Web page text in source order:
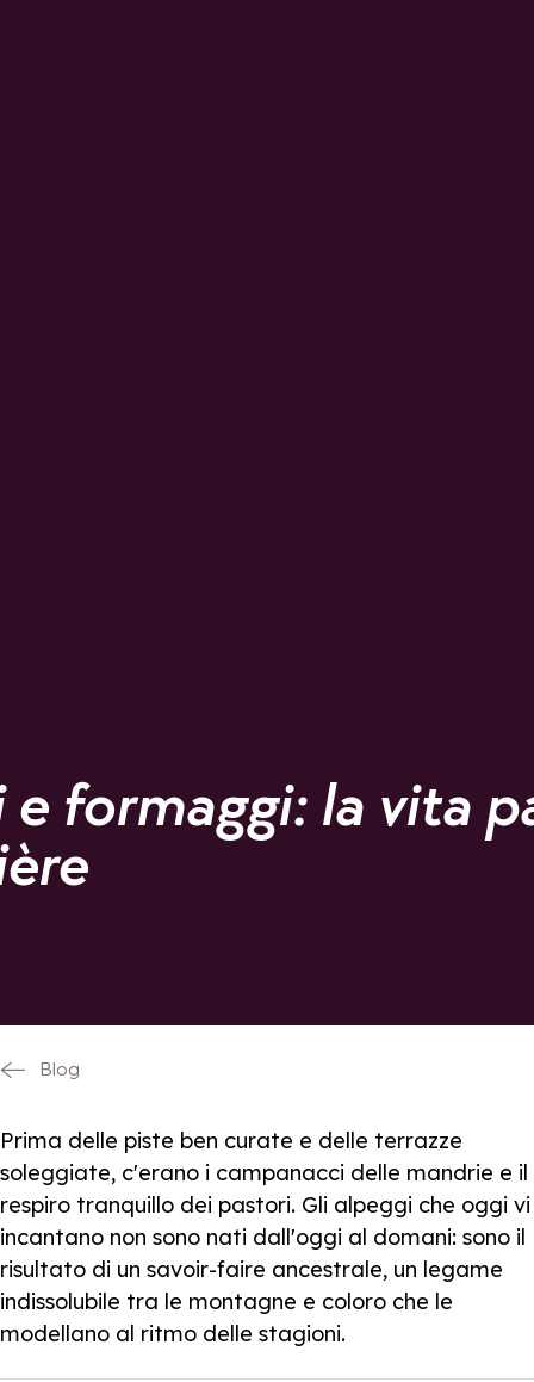
e formaggi: la vita
Blog
Prima delle piste ben curate e delle terrazze
soleggiate, c'erano i campanacci delle mandrie e il
respiro tranquillo dei pastori. Gli alpeggi che oggi vi
incantano non sono nati dall'oggi al domani: sono il
risultato di un savoir-faire ancestrale, un legame
indissolubile tra le montagne e coloro che le
modellano al ritmo delle stagioni.